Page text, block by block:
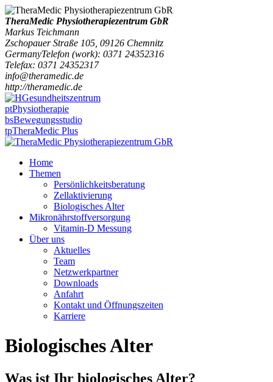
TheraMedic Physiotherapiezentrum GbR
Markus Teichmann
Zschopauer Straße 105 09126 Chemnitz
GermanyTelefon (work): 0371 24352316
Telefax: 0371 24352317
info@theramedic.de
http://theramedic.de
Gesundheitszentrum
ptPhysiotherapie
bsBewegungsstudio
tpTheraMedic Plus
Home
Themen
Persönlichkeitsberatung
Zellaktivierung
Biologisches Alter
Mikronährstoffversorgung
Vitamin-D Messung
Über uns
Aktuelles
Team
Netzwerkpartner
Downloads
Anfahrt
Kontakt und Öffnungszeiten
Karriere
Biologisches Alter
Was ist Ihr biologisches Alter?